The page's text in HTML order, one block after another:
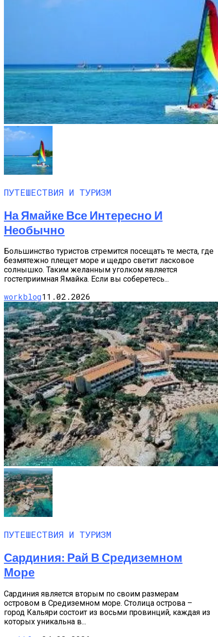
ПУТЕШЕСТВИЯ И ТУРИЗМ
На Ямайке Все Интересно И
Необычно
Большинство туристов стремится посещать те места, где
безмятежно плещет море и щедро светит ласковое
солнышко. Таким желанным уголком является
гостеприимная Ямайка. Если вы соберетесь...
workblog11.02.2026
ПУТЕШЕСТВИЯ И ТУРИЗМ
Сардиния: Рай В Средиземном
Море
Сардиния является вторым по своим размерам
островом в Средиземном море. Столица острова –
город Кальяри состоит из восьми провинций, каждая из
которых уникальна в...